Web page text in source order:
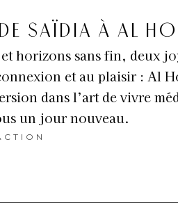
SAÏDIA À AL
horizons sans fin, deux
et au plaisir : Al
dans l’art de vivre
un jour nouveau.